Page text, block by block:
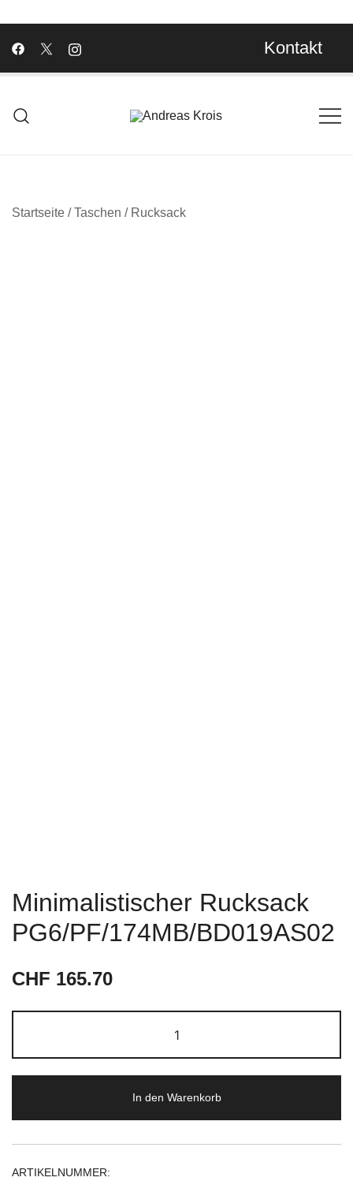
Kontakt
Startseite /Taschen / Rucksack
Minimalistischer Rucksack
PG6/PF/174MB/BD019AS02
CHF 165.70
In den Warenkorb
ARTIKELNUMMER: